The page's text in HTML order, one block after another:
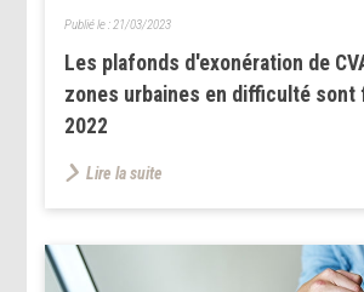
Les plafonds d'exonération de
zones urbaines en difficulté sont
2022
Publié le : 21/03/2023
Lire la suite